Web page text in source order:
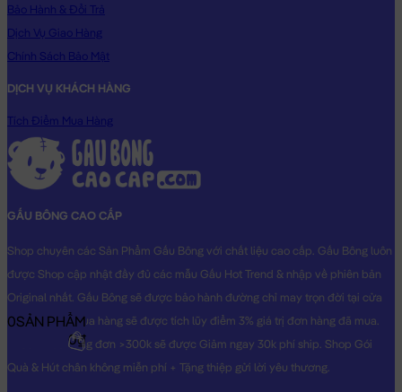
Bảo Hành & Đổi Trả
Dịch Vụ Giao Hàng
Chính Sách Bảo Mật
DỊCH VỤ KHÁCH HÀNG
Tích Điểm Mua Hàng
GẤU BÔNG CAO CẤP
Shop chuyên các Sản Phẩm Gấu Bông với chất liệu cao cấp. Gấu Bông luôn
được Shop cập nhật đầy đủ các mẫu Gấu Hot Trend & nhập về phiên bản
Original nhất. Gấu Bông sẽ được bảo hành đường chỉ may trọn đời tại cửa
hàng, Khách mua hàng sẽ được tích lũy điểm 3% giá trị đơn hàng đã mua.
Khách mua hàng đơn >300k sẽ được Giảm ngay 30k phí ship. Shop Gói
Quà & Hút chân không miễn phí + Tặng thiệp gửi lời yêu thương.
0SẢN PHẨM
0₫